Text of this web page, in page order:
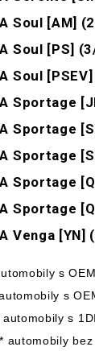
Soul [AM]
​​Soul [PS]
Soul
Sportage
Sportage
​​Sportage
Sportage
Sportage
Venga
s
s
automobily s
automobily